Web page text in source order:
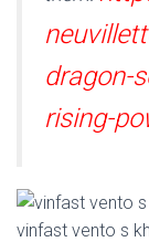
dragon-
rising-
vinfast vento s